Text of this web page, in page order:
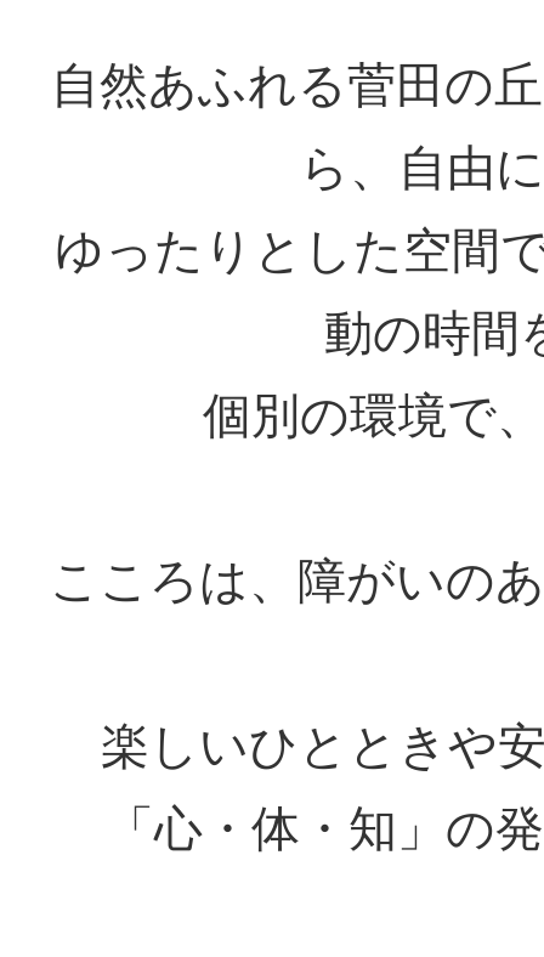
自然あふれる菅田の
ら、自由
ゆったりとした空間
動の時間
個別の環境で
こころは、障がいの
楽しいひとときや
「心・体・知」の